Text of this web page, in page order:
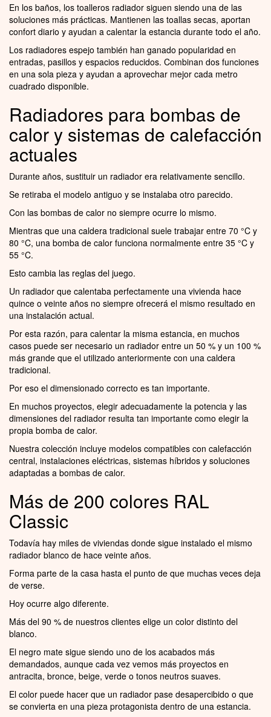
En los baños, los toalleros radiador siguen siendo una de las
soluciones más prácticas. Mantienen las toallas secas, aportan
confort diario y ayudan a calentar la estancia durante todo el año.
Los radiadores espejo también han ganado popularidad en
entradas, pasillos y espacios reducidos. Combinan dos funciones
en una sola pieza y ayudan a aprovechar mejor cada metro
cuadrado disponible.
Radiadores para bombas de
calor y sistemas de calefacción
actuales
Durante años, sustituir un radiador era relativamente sencillo.
Se retiraba el modelo antiguo y se instalaba otro parecido.
Con las bombas de calor no siempre ocurre lo mismo.
Mientras que una caldera tradicional suele trabajar entre 70 °C y
80 °C, una bomba de calor funciona normalmente entre 35 °C y
55 °C.
Esto cambia las reglas del juego.
Un radiador que calentaba perfectamente una vivienda hace
quince o veinte años no siempre ofrecerá el mismo resultado en
una instalación actual.
Por esta razón, para calentar la misma estancia, en muchos
casos puede ser necesario un radiador entre un 50 % y un 100 %
más grande que el utilizado anteriormente con una caldera
tradicional.
Por eso el dimensionado correcto es tan importante.
En muchos proyectos, elegir adecuadamente la potencia y las
dimensiones del radiador resulta tan importante como elegir la
propia bomba de calor.
Nuestra colección incluye modelos compatibles con calefacción
central, instalaciones eléctricas, sistemas híbridos y soluciones
adaptadas a bombas de calor.
Más de 200 colores RAL
Classic
Todavía hay miles de viviendas donde sigue instalado el mismo
radiador blanco de hace veinte años.
Forma parte de la casa hasta el punto de que muchas veces deja
de verse.
Hoy ocurre algo diferente.
Más del 90 % de nuestros clientes elige un color distinto del
blanco.
El negro mate sigue siendo uno de los acabados más
demandados, aunque cada vez vemos más proyectos en
antracita, bronce, beige, verde o tonos neutros suaves.
El color puede hacer que un radiador pase desapercibido o que
se convierta en una pieza protagonista dentro de una estancia.